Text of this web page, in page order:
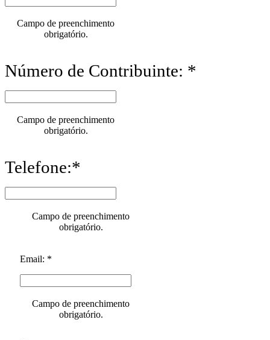
Campo de preenchimento
obrigatório.
Número de Contribuinte: *
Campo de preenchimento
obrigatório.
Telefone:*
Campo de preenchimento
obrigatório.
Email: *
Campo de preenchimento
obrigatório.